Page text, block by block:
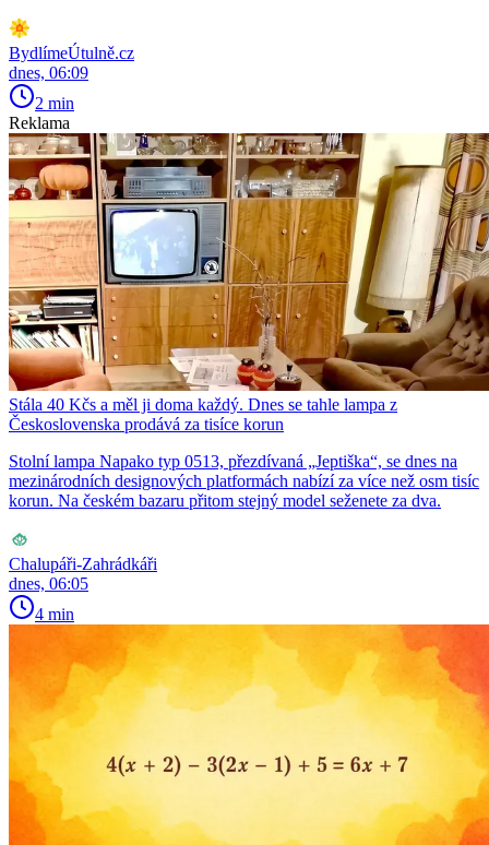
BydlímeÚtulně.cz
dnes, 06:09
2 min
Reklama
Stála 40 Kčs a měl ji doma každý. Dnes se tahle lampa z
Československa prodává za tisíce korun
Stolní lampa Napako typ 0513, přezdívaná „Jeptiška“, se dnes na
mezinárodních designových platformách nabízí za více než osm tisíc
korun. Na českém bazaru přitom stejný model seženete za dva.
Chalupáři-Zahrádkáři
dnes, 06:05
4 min